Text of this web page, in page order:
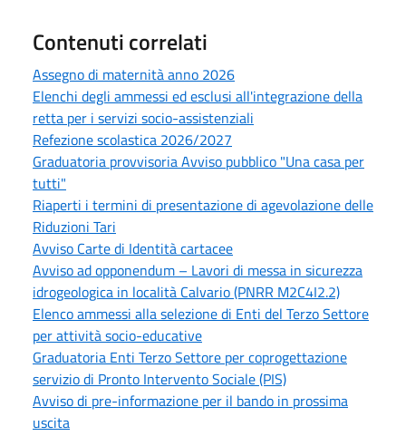
Contenuti correlati
Assegno di maternità anno 2026
Elenchi degli ammessi ed esclusi all'integrazione della
retta per i servizi socio-assistenziali
Refezione scolastica 2026/2027
Graduatoria provvisoria Avviso pubblico "Una casa per
tutti"
Riaperti i termini di presentazione di agevolazione delle
Riduzioni Tari
Avviso Carte di Identità cartacee
Avviso ad opponendum – Lavori di messa in sicurezza
idrogeologica in località Calvario (PNRR M2C4I2.2)
Elenco ammessi alla selezione di Enti del Terzo Settore
per attività socio-educative
Graduatoria Enti Terzo Settore per coprogettazione
servizio di Pronto Intervento Sociale (PIS)
Avviso di pre-informazione per il bando in prossima
uscita